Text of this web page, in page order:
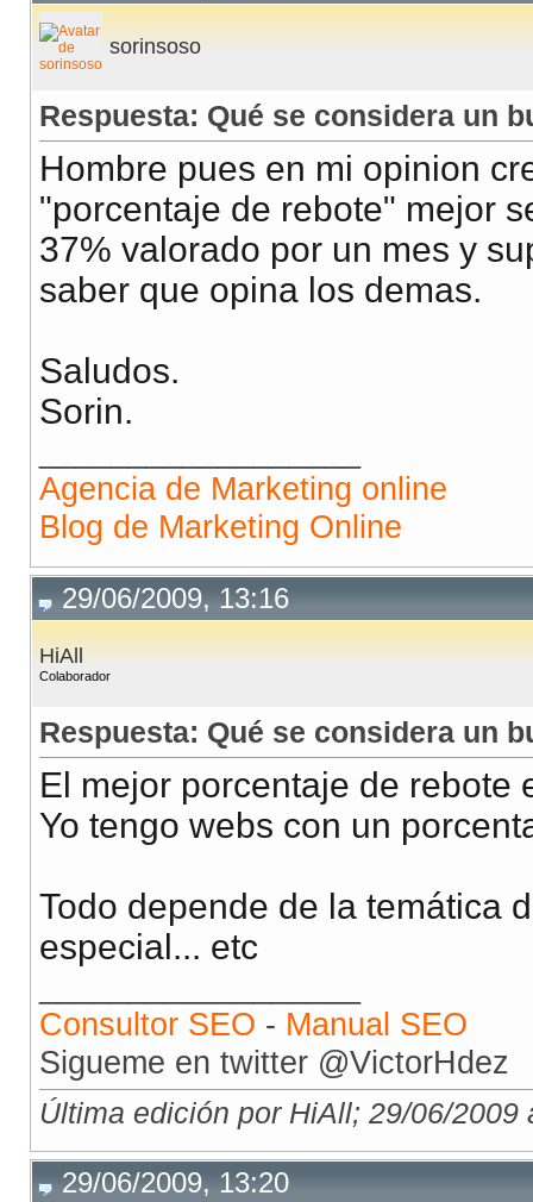
sorinsoso
Respuesta: Qué se considera un
Hombre pues en mi opinion
"porcentaje de rebote" mejor
37% valorado por un mes y
saber que opina los demas.
Saludos.
Sorin.
Agencia de Marketing online
Blog de Marketing Online
29/06/2009, 13:16
HiAll
Colaborador
Respuesta: Qué se considera un
El mejor porcentaje de rebote
Yo tengo webs con un
Todo depende de la temática
especial... etc
Consultor SEO - Manual SEO
Sigueme en twitter @VictorHdez
Última edición por HiAll; 29/06/
29/06/2009, 13:20